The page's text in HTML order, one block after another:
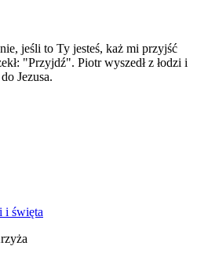
jeśli to Ty jesteś, każ mi przyjść
"Przyjdź". Piotr wyszedł z łodzi i
Jezusa.
i święta